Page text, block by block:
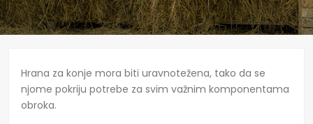
Hrana za konje mora biti uravnotežena, tako da se
njome pokriju potrebe za svim važnim komponentama
obroka.